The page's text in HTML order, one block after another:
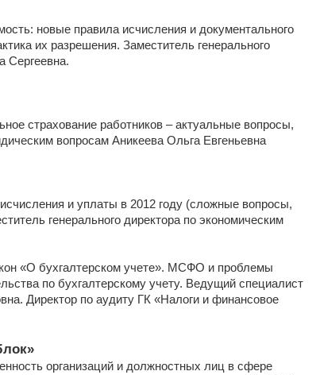
новые правила исчисления и документального
их разрешения. Заместитель генерального
Сергеевна.
страхование работников – актуальные вопросы,
вопросам Аникеева Ольга Евгеньевна
и уплаты в 2012 году (сложные вопросы,
генерального директора по экономическим
«О бухгалтерском учете». МСФО и проблемы
по бухгалтерскому учету. Ведущий специалист
Директор по аудиту ГК «Налоги и финансовое
организаций и должностных лиц в сфере